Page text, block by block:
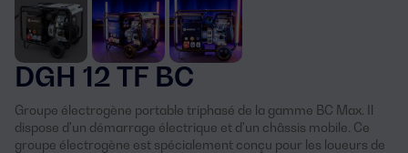
DGH 12 TF BC
Groupe électrogène portable triphasé de la gamme BC Max. Il
dispose d'un démarrage électrique et d'un châssis mobile. Ce
groupe électrogène est spécialement conçu pour les loueurs de